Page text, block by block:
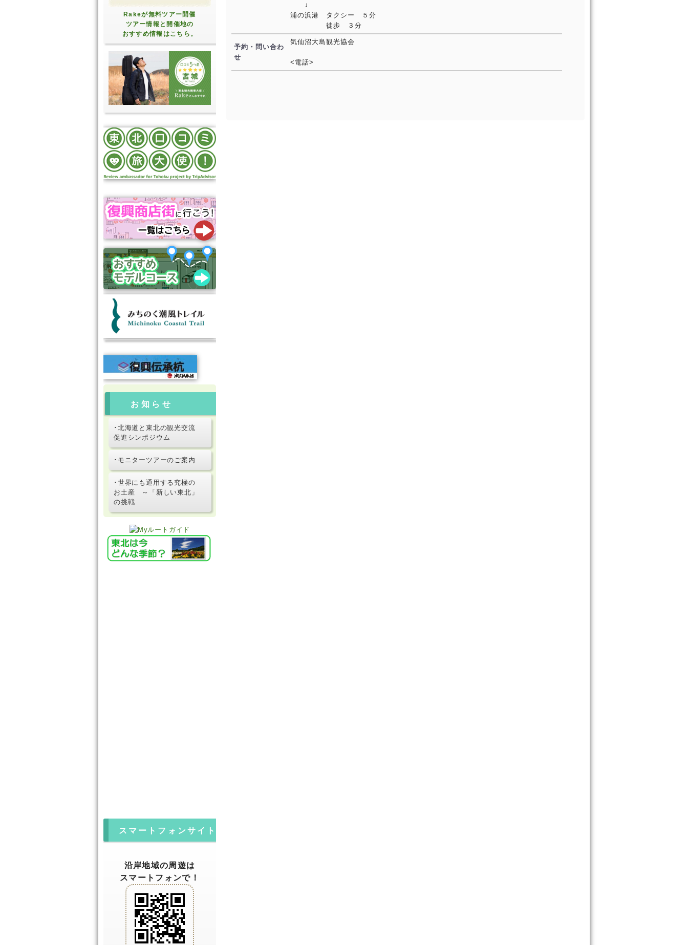
Rakeが無料ツアー開催
ツアー情報と開催地の
おすすめ情報はこちら。
お知らせ
･北海道と東北の観光交流
促進シンポジウム
･モニターツアーのご案内
･世界にも通用する究極の
お土産 ～「新しい東北」
の挑戦
スマートフォンサイト
沿岸地域の周遊は
スマートフォンで！
↓
浦の浜港 タクシー ５分
徒歩 ３分
予約・問い合わ
せ
気仙沼大島観光協会
<電話>